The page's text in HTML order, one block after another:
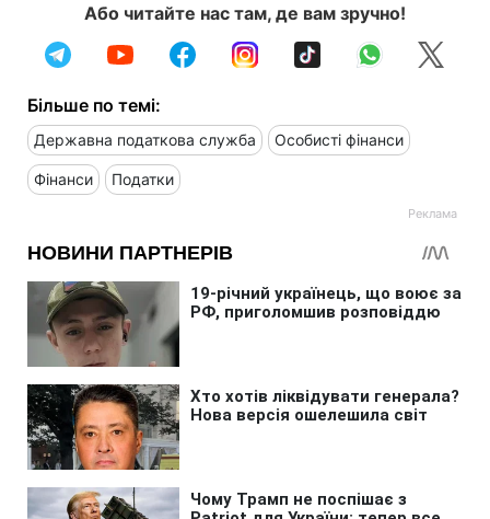
Або читайте нас там, де вам зручно!
Більше по темі:
Державна податкова служба Особисті фінанси
Фінанси Податки